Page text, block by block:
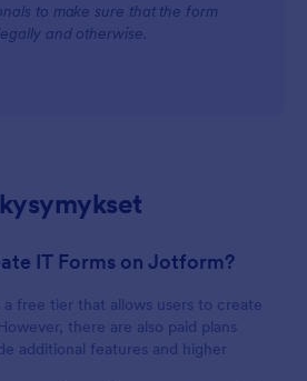
to make sure that the form
and otherwise.
IT Forms on Jotform?
free tier that allows users to create
there are also paid plans
additional features and higher